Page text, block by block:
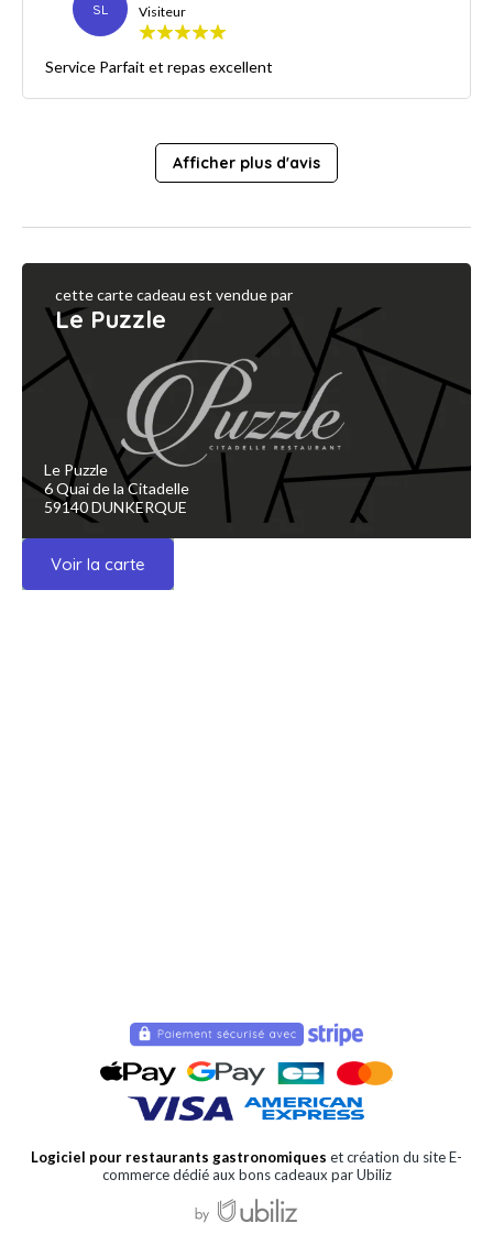
SL Visiteur
Service Parfait et repas excellent
Afficher plus d'avis
cette carte cadeau est vendue par
Le Puzzle
Le Puzzle
6 Quai de la Citadelle
59140 DUNKERQUE
Voir la carte
Logiciel pour restaurants gastronomiques et création du site E-
commerce dédié aux bons cadeaux par Ubiliz